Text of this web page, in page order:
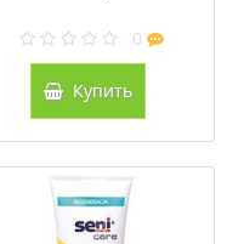
0
Купить